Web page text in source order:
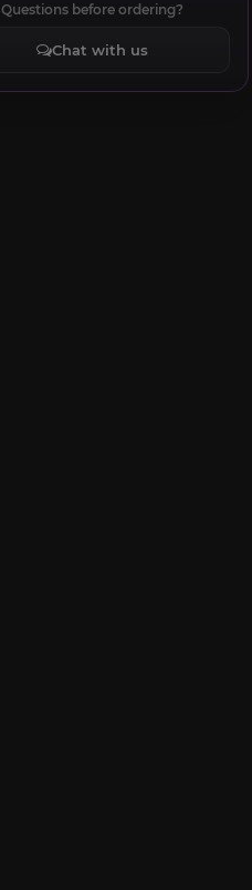
Questions before ordering?
Chat with us